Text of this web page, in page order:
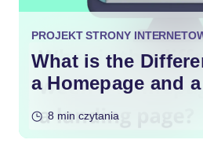
PROJEKT STRONY
What is the
a Homepage and
8 min czytania